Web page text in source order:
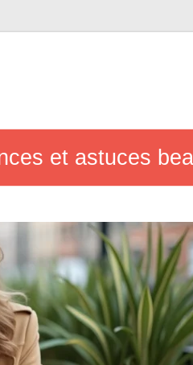
et astuces